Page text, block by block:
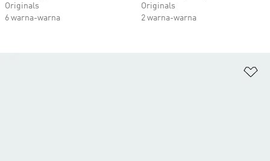
Originals
6 warna-warna
Originals
2 warna-warna